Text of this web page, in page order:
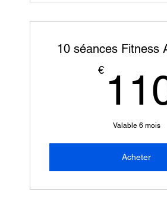
10 séances Fitness
€
Valable 6 mois
Acheter